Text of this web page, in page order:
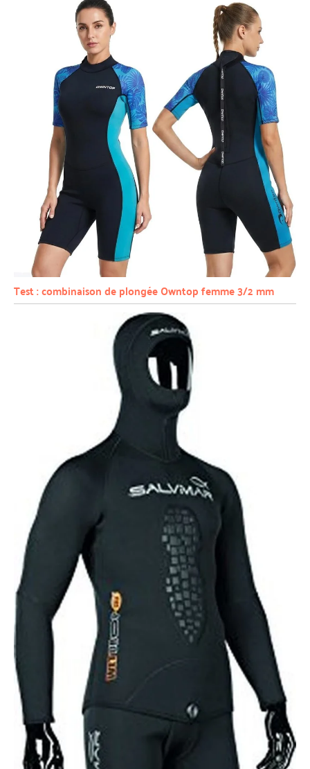
Test : combinaison de plongée Owntop femme 3/2 mm